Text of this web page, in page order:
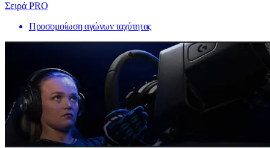
Σειρά PRO
Προσομοίωση αγώνων ταχύτητας